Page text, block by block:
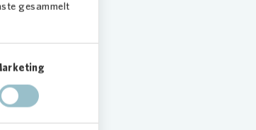
gesammelt